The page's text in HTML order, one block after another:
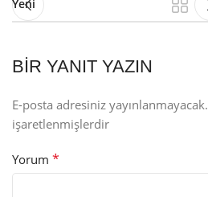
Yeni
BIR YANIT YAZIN
E-posta adresiniz yayınlanmayacak.
işaretlenmişlerdir
Yorum *